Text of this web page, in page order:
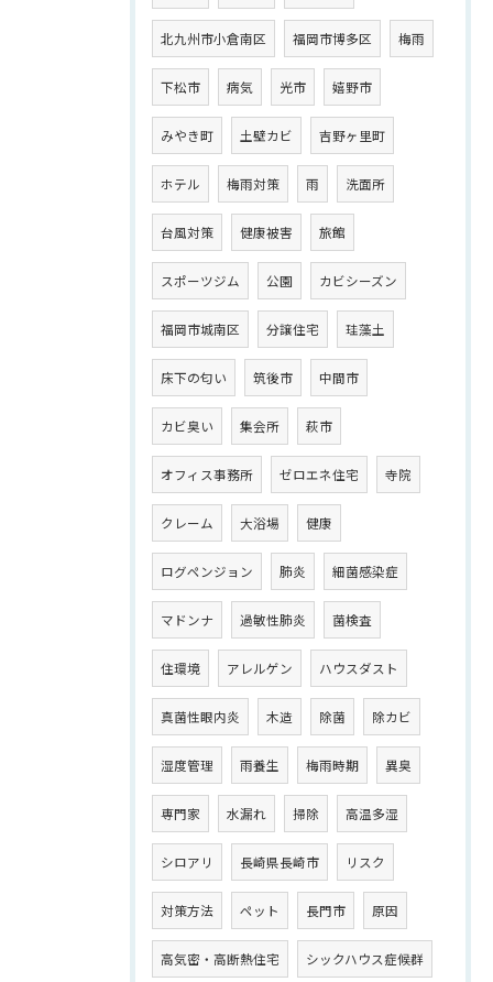
北九州市小倉南区 福岡市博多区 梅雨
下松市 病気 光市 嬉野市
みやき町 土壁カビ 吉野ヶ里町
ホテル 梅雨対策 雨 洗面所
台風対策 健康被害 旅館
スポーツジム 公園 カビシーズン
福岡市城南区 分譲住宅 珪藻土
床下の匂い 筑後市 中間市
カビ臭い 集会所 萩市
オフィス事務所 ゼロエネ住宅 寺院
クレーム 大浴場 健康
ログペンジョン 肺炎 細菌感染症
マドンナ 過敏性肺炎 菌検査
住環境 アレルゲン ハウスダスト
真菌性眼内炎 木造 除菌 除カビ
湿度管理 雨養生 梅雨時期 異臭
専門家 水漏れ 掃除 高温多湿
シロアリ 長崎県長崎市 リスク
対策方法 ペット 長門市 原因
高気密・高断熱住宅 シックハウス症候群